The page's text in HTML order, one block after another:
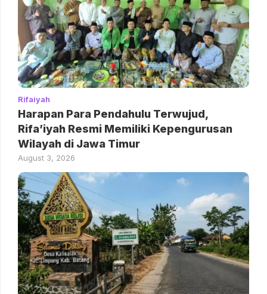
Rifaiyah
Harapan Para Pendahulu Terwujud,
Rifa’iyah Resmi Memiliki Kepengurusan
Wilayah di Jawa Timur
August 3, 2026